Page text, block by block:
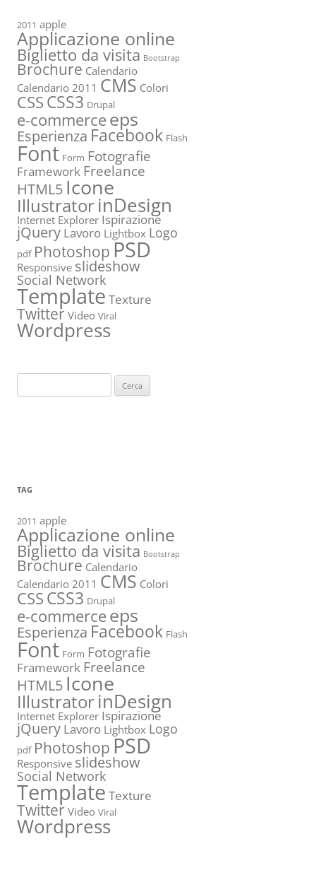
2011 apple
Applicazione online
Biglietto da visita Bootstrap
Brochure Calendario
Calendario 2011 CMS Colori
CSSCSS3 Drupal
e-commerceeps
Esperienza Facebook Flash
Font Form Fotografie
Framework Freelance
HTML5 Icone
IllustratorinDesign
Internet Explorer Ispirazione
jQuery Lavoro Lightbox Logo
pdf PhotoshopPSD
Responsive slideshow
Social Network
Template Texture
TwitterVideo Viral
Wordpress
per:
TAG
2011 apple
Applicazione online
Biglietto da visita Bootstrap
Brochure Calendario
Calendario 2011 CMS Colori
CSSCSS3 Drupal
e-commerceeps
Esperienza Facebook Flash
Font Form Fotografie
Framework Freelance
HTML5 Icone
IllustratorinDesign
Internet Explorer Ispirazione
jQuery Lavoro Lightbox Logo
pdf PhotoshopPSD
Responsive slideshow
Social Network
Template Texture
TwitterVideo Viral
Wordpress